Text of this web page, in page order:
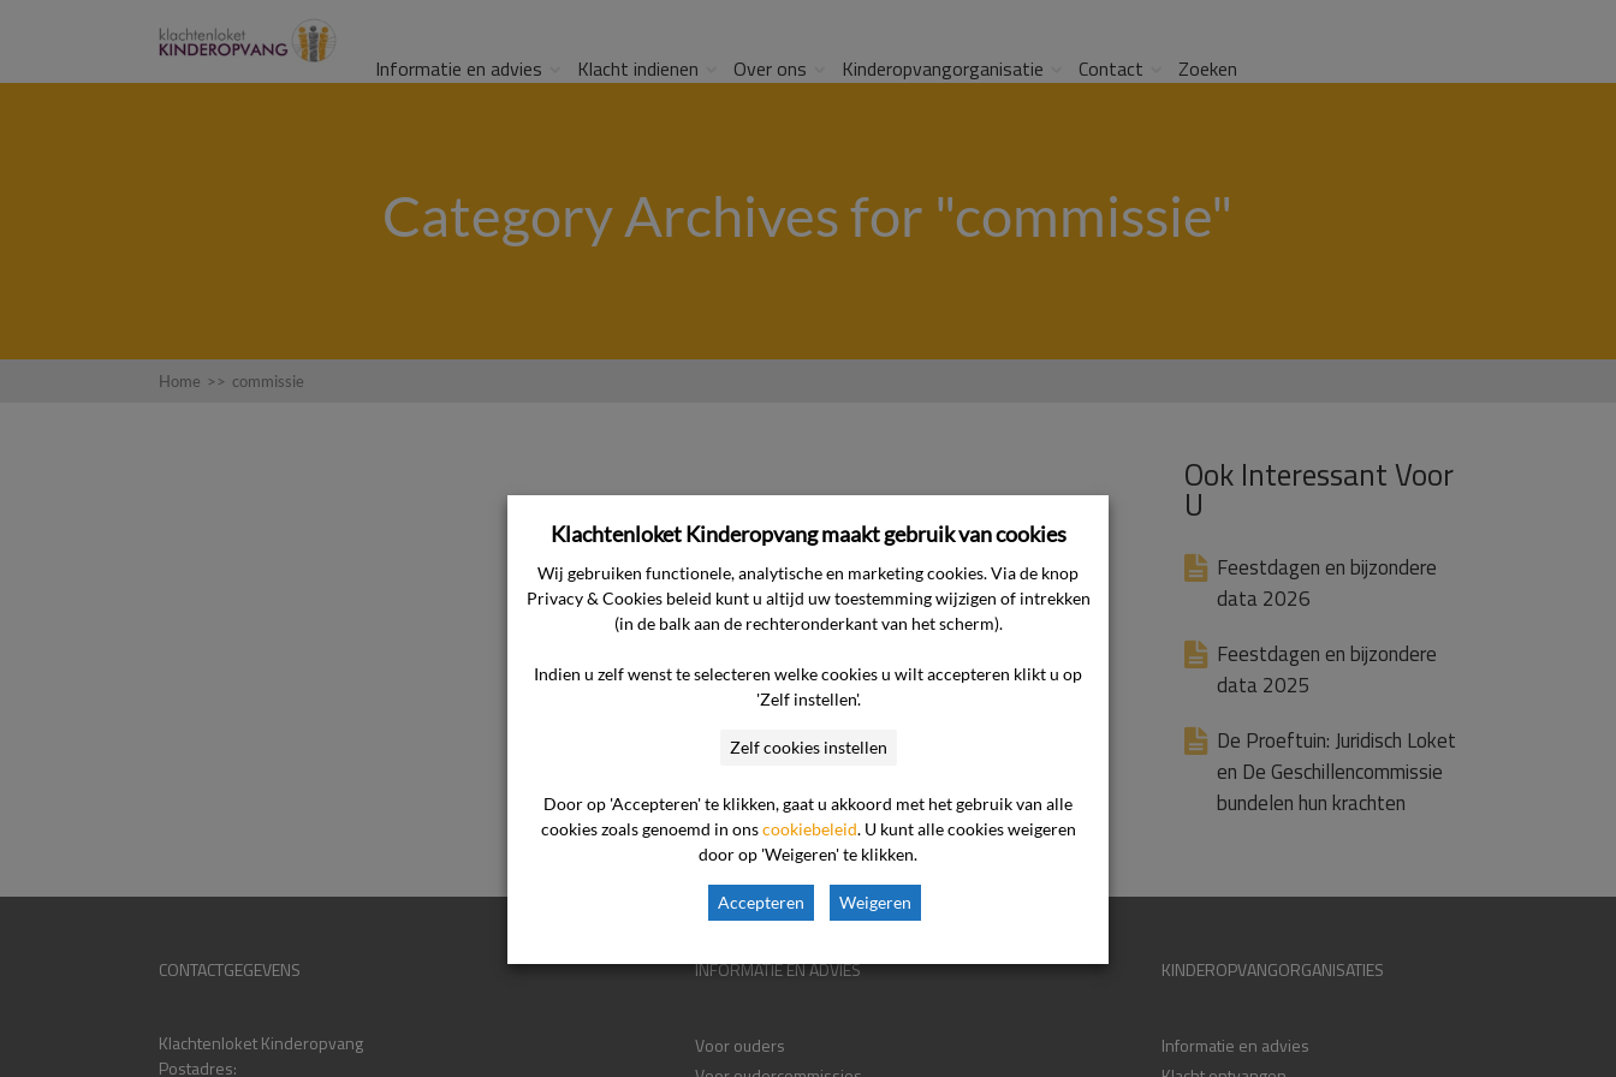
Informatie en advies Klacht indienen Over ons Kinderopvangorganisatie Contact Zoeken
Category Archives for "commissie"
Home >> commissie
Ook Interessant Voor
U
Feestdagen en bijzondere
data 2026
Feestdagen en bijzondere
data 2025
De Proeftuin: Juridisch Loket
en De Geschillencommissie
bundelen hun krachten
CONTACTGEGEVENS
Klachtenloket Kinderopvang
Postadres:
INFORMATIE EN ADVIES
Voor ouders
KINDEROPVANGORGANISATIES
Informatie en advies
Klachtenloket Kinderopvang maakt gebruik van cookies
Wij gebruiken functionele, analytische en marketing cookies. Via de knop
Privacy & Cookies beleid kunt u altijd uw toestemming wijzigen of intrekken
(in de balk aan de rechteronderkant van het scherm).
Indien u zelf wenst te selecteren welke cookies u wilt accepteren klikt u op
'Zelf instellen'.
Zelf cookies instellen
Door op 'Accepteren' te klikken, gaat u akkoord met het gebruik van alle
cookies zoals genoemd in onscookiebeleid. U kunt alle cookies weigeren
door op 'Weigeren' te klikken.
Accepteren Weigeren